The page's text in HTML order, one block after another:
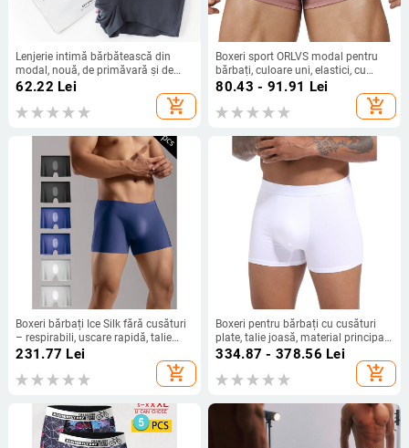
Lenjerie intimă bărbătească din
modal, nouă, de primăvară și de
vară, en-gros, respirabilă, cu
elasticitate ridicată, antibacteriană,
fără sudură, boxeri de lenjerie
62.22 Lei
add_shopping_cart
Boxeri sport ORLVS modal pentru
bărbați, culoare uni, elastici, cu
uscare rapidă, cu model U convex,
80.43 - 91.91 Lei
add_shopping_cart
Boxeri bărbați Ice Silk fără cusături
– respirabili, uscare rapidă, talie
joasă; Țesătură principală: Acrilic
100%; Căptușeală zonă inghinală:
Cotton Modal 100%
231.77 Lei
add_shopping_cart
Boxeri pentru bărbați cu cusături
plate, talie joasă, material principal
Acrylic, căptușeală din bumbac
334.87 - 378.56 Lei
add_shopping_cart